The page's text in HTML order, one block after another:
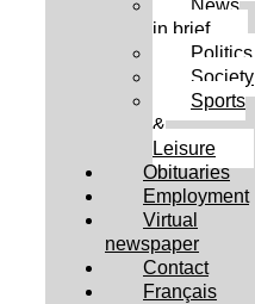
News
in brief
Politics
Society
Sports
&
Leisure
Obituaries
Employment
Virtual
newspaper
Contact
Français